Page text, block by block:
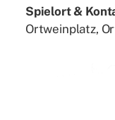
Spielort &
Ortweinplatz,